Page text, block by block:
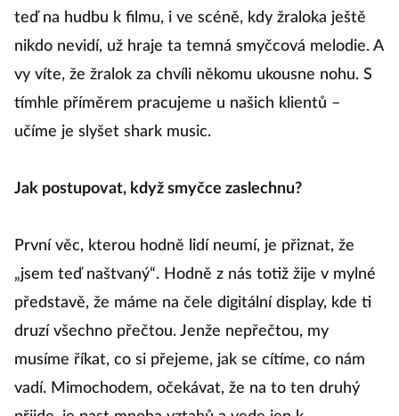
teď na hudbu k filmu, i ve scéně, kdy žraloka ještě
nikdo nevidí, už hraje ta temná smyčcová melodie. A
vy víte, že žralok za chvíli někomu ukousne nohu. S
tímhle příměrem pracujeme u našich klientů –
učíme je slyšet shark music.
Jak postupovat, když smyčce zaslechnu?
První věc, kterou hodně lidí neumí, je přiznat, že
„jsem teď naštvaný“. Hodně z nás totiž žije v mylné
představě, že máme na čele digitální display, kde ti
druzí všechno přečtou. Jenže nepřečtou, my
musíme říkat, co si přejeme, jak se cítíme, co nám
vadí. Mimochodem, očekávat, že na to ten druhý